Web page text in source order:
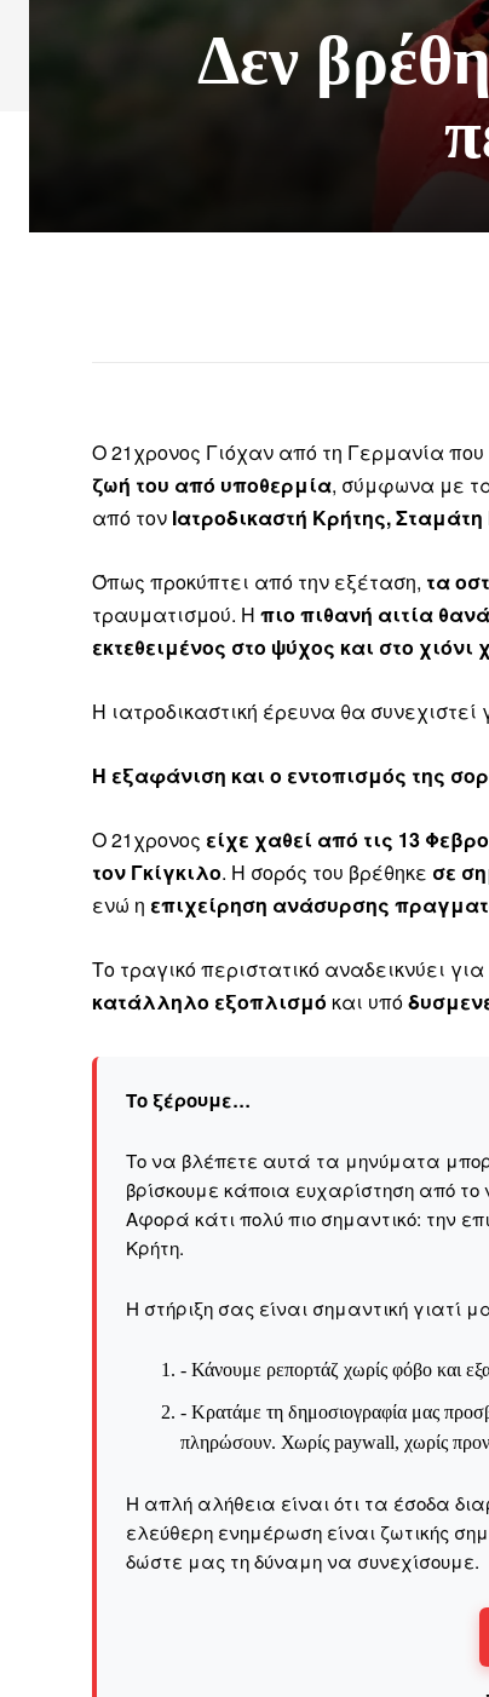
Δεν
Ο 21χρονος Γιόχαν από τη Γερμανία που
ζωή του από υποθερμία, σύμφωνα με τα
από τον Ιατροδικαστή Κρήτης,
Όπως προκύπτει από την εξέταση, τα
τραυματισμού. Η πιο πιθανή αιτία
εκτεθειμένος στο ψύχος και στο
Η ιατροδικαστική έρευνα θα
Η εξαφάνιση και ο εντοπισμός της
Ο 21χρονος είχε χαθεί από τις 13
τον Γκίγκιλο. Η σορός του βρέθηκε σε
ενώ η επιχείρηση ανάσυρσης
Το τραγικό περιστατικό αναδεικνύει
κατάλληλο εξοπλισμό και υπό
Το ξέρουμε…
Το να βλέπετε αυτά τα μηνύματα
βρίσκουμε κάποια ευχαρίστηση από
Αφορά κάτι πολύ πιο σημαντικό: την
Kρήτη.
Η στήριξη σας είναι σημαντική γιατί
- Κάνουμε ρεπορτάζ χωρίς φόβο και
- Κρατάμε τη δημοσιογραφία μας
πληρώσουν. Χωρίς paywall, χωρίς
Η απλή αλήθεια είναι ότι τα έσοδα
ελεύθερη ενημέρωση είναι ζωτικής
δώστε μας τη δύναμη να συνεχίσουμε.